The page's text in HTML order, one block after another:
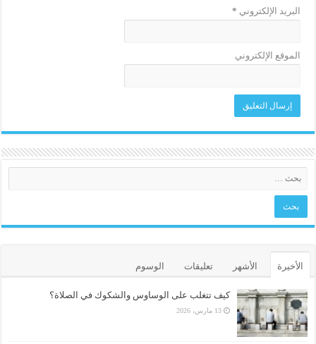
البريد الإلكتروني *
الموقع الإلكتروني
الأخيرة الأشهر تعليقات الوسوم
كيف تتغلب على الوساوس والشكوك في الصلاة؟
13 مارس، 2026